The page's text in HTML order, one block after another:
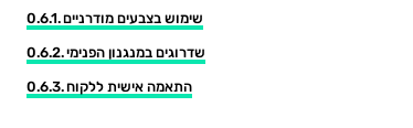
שימוש בצבעים מודרניים
שדרוגים במנגנון הפנימי
התאמה אישית ללקוח